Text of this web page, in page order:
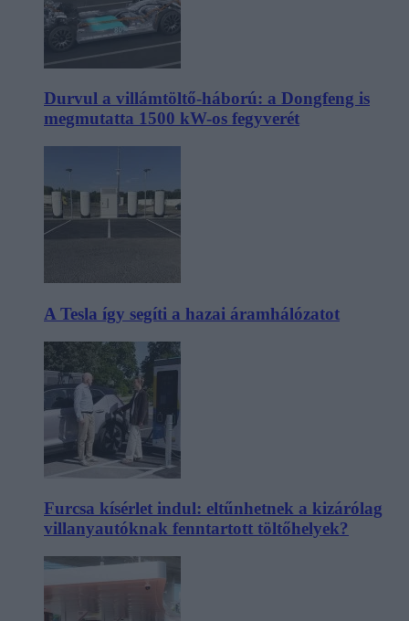
Durvul a villámtöltő-háború: a Dongfeng is
megmutatta 1500 kW-os fegyverét
A Tesla így segíti a hazai áramhálózatot
Furcsa kísérlet indul: eltűnhetnek a kizárólag
villanyautóknak fenntartott töltőhelyek?